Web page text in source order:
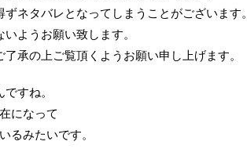
ネタバレとなってしまうことがございます。
ようお願い致します。
承の上ご覧頂くようお願い申し上げます。
すね。
になって
るみたいです。